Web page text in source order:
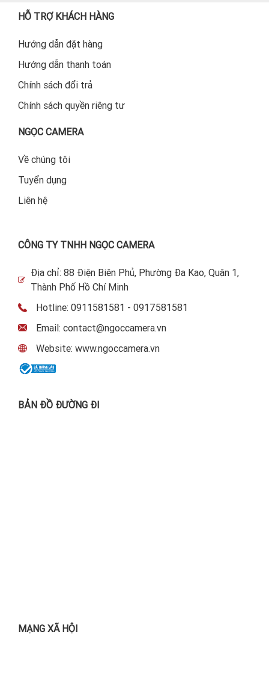
HỖ TRỢ KHÁCH HÀNG
Hướng dẫn đặt hàng
Hướng dẫn thanh toán
Chính sách đổi trả
Chính sách quyền riêng tư
NGỌC CAMERA
Về chúng tôi
Tuyển dụng
Liên hệ
CÔNG TY TNHH NGỌC CAMERA
Địa chỉ: 88 Điện Biên Phủ, Phường Đa Kao, Quận 1,
Thành Phố Hồ Chí Minh
Hotline: 0911581581 - 0917581581
Email: contact@ngoccamera.vn
Website: www.ngoccamera.vn
BẢN ĐỒ ĐƯỜNG ĐI
MẠNG XÃ HỘI